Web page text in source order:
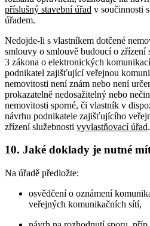
příslušný stavební úřad v součinnosti
úřadem.
Nedojde-li s vlastníkem dotčené
smlouvy o smlouvě budoucí o zřízení
3 zákona o elektronických
podnikatel zajišťující veřejnou
nemovitosti není znám nebo není
prokazatelně nedosažitelný nebo
nemovitosti sporné, či vlastník v
návrhu podnikatele zajišťujícího
zřízení služebnosti vyvlastňovací úřad.
10. Jaké doklady je nutné
Na úřadě předložte:
osvědčení o oznámení
veřejných komunikačních sítí,